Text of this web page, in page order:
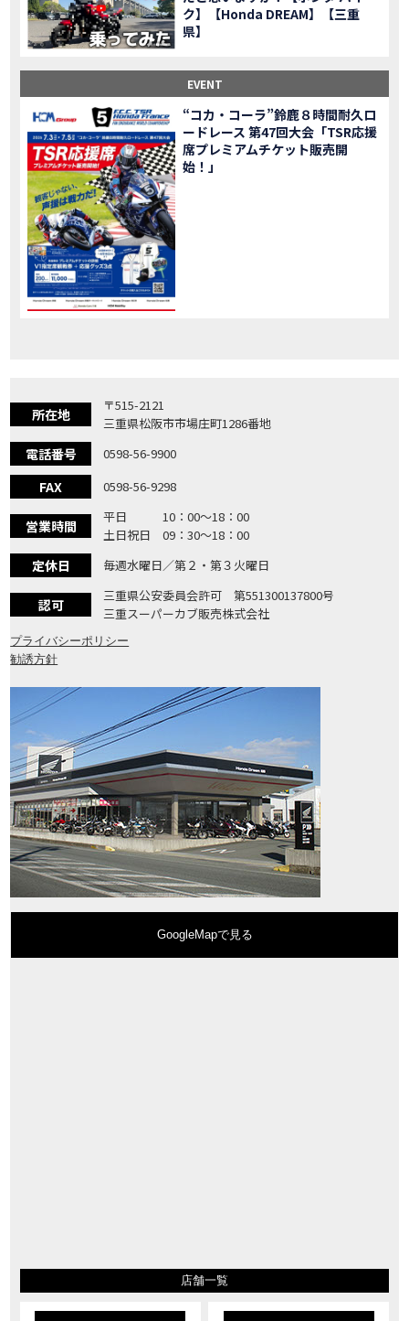
NEW BIKE 「X-ADV」大型クロスオーバーモデル X-ADV をフルモデルチェンジし発売！
NEW BIKE 「CB1000R」のヘッドライト等の外観デザインやカラーリングの変更など熟成を図り発売！
NEW BIKE 「NC750X」大型スポーツモデル NC750X をフルモデルチェンジし発売！
NEW BIKE 「CB1300 SUPER FOUR」「CB1300 SUPER BOL D’OR」ならびに「CB1300 SUPER FOUR SP」「CB1300 SUPER BOL D’OR SP」に先進の電子制御デバイスを採用し発売！
NEW BIKE 大型クルーザーモデル「Rebel 1100」を新発売!!
NEW BIKE よりスポーティーなイメージを強化『CBR650R』を発表!
NEW BIKE Neo Sports Caféシリーズのミドルクラスモデル『CB650R』を発表！
NEW BIKE フルモデルチェンジした 新型「PCX」「PCX160」「PCX e:HEV」を発表!
NEWS 国内販売を予定するグローバルモデルがHondaバイクWebサイトで公開されました！
NEW BIKE 「CRF250L」「CRF250 RALLY」をフルモデルチェンジし発表！
ク】【Honda DREAM】【三重
県】
EVENT
“コカ・コーラ”鈴鹿８時間耐久ロ
ードレース 第47回大会「TSR応援
席プレミアムチケット販売開
始！」
所在地
〒515-2121
三重県松阪市市場庄町1286番地
電話番号 0598-56-9900
FAX 0598-56-9298
営業時間
平日 10：00〜18：00
土日祝日 09：30〜18：00
定休日 毎週水曜日／第２・第３火曜日
認可
三重県公安委員会許可 第551300137800号
三重スーパーカブ販売株式会社
プライバシーポリシー
勧誘方針
GoogleMapで見る
店舗一覧